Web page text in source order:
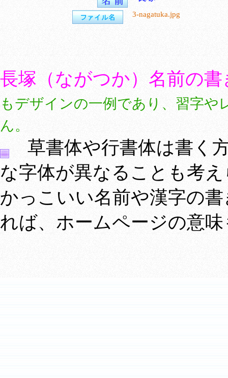
3-nagatuka.jpg
長塚（ながつか）名前の
もデザインの一例であり、習字
ん。
草書体や行書体は書く
な字体が異なることも考
かっこいい名前や漢字の
れば、ホームページの意